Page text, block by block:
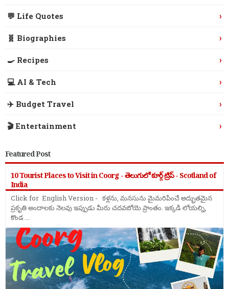
💬 Life Quotes ›
🧬 Biographies ›
🍳 Recipes ›
💻 AI & Tech ›
✈️ Budget Travel ›
🎬 Entertainment ›
Featured Post
10 Tourist Places to Visit in Coorg - తెలుగులో కూర్గ్ ట్రిప్ - Scotland of
India
Click for English Version - కళ్లను, మనసును మైమరిపించే అద్భుతమైన
ప్రకృతి అందాలకు నెలవు ఇప్పుడు మీరు చదవబోయె ప్రాంతం. ఇక్కడి లోయల్ని,
కొండ ...